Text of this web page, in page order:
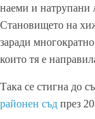
наеми и натрупани
Становището на
заради
които тя е
Така се стигна до
районен съд през